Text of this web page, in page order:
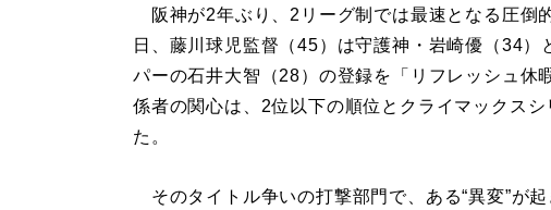
阪神が2年ぶり、2リーグ制では最速となる圧倒
日、藤川球児監督（45）は守護神・岩崎優（34
パーの石井大智（28）の登録を「リフレッシュ休
係者の関心は、2位以下の順位とクライマックス
た。
そのタイトル争いの打撃部門で、ある“異変”が起